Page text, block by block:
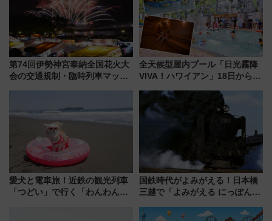
第74回伊勢神宮奉納全国花火大
会の交通規制・臨時列車マッ
全天候型屋内プール「日光霧降
VIVA！ハワイアン」18日から営
ァミリーから大人まで幅広い世
代が一日中楽しる夏のリゾート
愛犬と電車旅！近鉄の観光列車
「つどい」で行く「わんわん列
国鉄時代がよみがえる！日本橋
三越で「よみがえる にっぽんの
敬の名作写真も、駅弁フェスも